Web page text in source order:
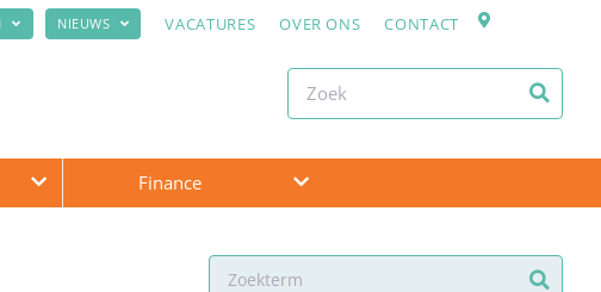
NIEUWS VACATURES OVER ONS CONTACT
Finance